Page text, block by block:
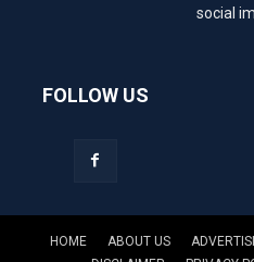
social
FOLLOW US
HOME ABOUT US